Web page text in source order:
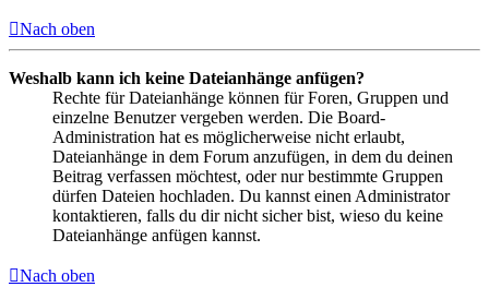
Nach oben
Weshalb kann ich keine Dateianhänge anfügen?
Rechte für Dateianhänge können für Foren, Gruppen und
einzelne Benutzer vergeben werden. Die Board-
Administration hat es möglicherweise nicht erlaubt,
Dateianhänge in dem Forum anzufügen, in dem du deinen
Beitrag verfassen möchtest, oder nur bestimmte Gruppen
dürfen Dateien hochladen. Du kannst einen Administrator
kontaktieren, falls du dir nicht sicher bist, wieso du keine
Dateianhänge anfügen kannst.
Nach oben